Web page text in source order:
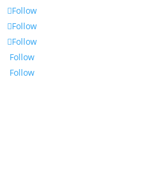
Follow
Follow
Follow
Follow
Follow